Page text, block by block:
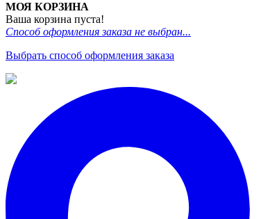
МОЯ КОРЗИНА
Ваша корзина пуста!
Способ оформления заказа не выбран...
Выбрать способ оформления заказа